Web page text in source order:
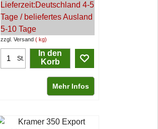
zzgl. Versand kg
Lieferzeit:Deutschland 4-5
Tage / beliefertes Ausland
5-10 Tage
St.
In den
Korb
Mehr Infos